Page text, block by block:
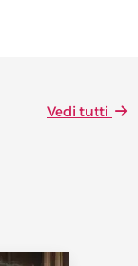
Vedi tutti